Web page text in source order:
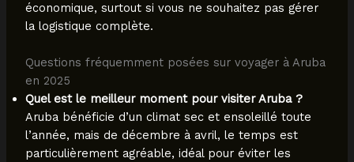
économique, surtout si vous ne souhaitez pas gérer
la logistique complète.
Questions fréquemment posées sur voyager à Aruba
en 2025
Quel est le meilleur moment pour visiter Aruba ?
Aruba bénéficie d’un climat sec et ensoleillé toute
l’année, mais de décembre à avril, le temps est
particulièrement agréable, idéal pour éviter les